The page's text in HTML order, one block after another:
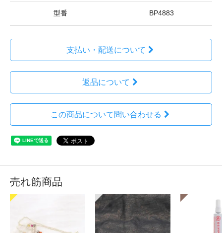
型番 BP4883
支払い・配送について
返品について
この商品について問い合わせる
売れ筋商品